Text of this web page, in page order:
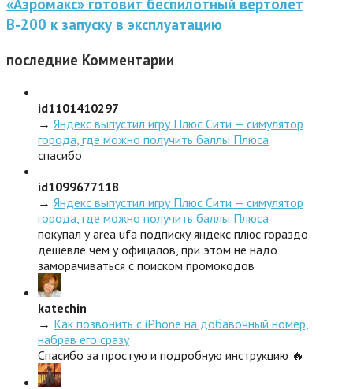
«Аэромакс» готовит беспилотный вертолет
В-200 к запуску в эксплуатацию
последние Комментарии
id1101410297
→ Яндекс выпустил игру Плюс Сити — симулятор
города, где можно получить баллы Плюса
спасибо
id1099677118
→ Яндекс выпустил игру Плюс Сити — симулятор
города, где можно получить баллы Плюса
покупал у area ufa подписку яндекс плюс гораздо
дешевле чем у офицалов, при этом не надо
заморачиваться с поиском промокодов
katechin
→ Как позвонить с iPhone на добавочный номер,
набрав его сразу
Спасибо за простую и подробную инструкцию 🔥